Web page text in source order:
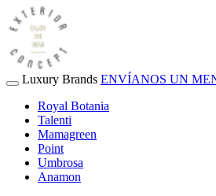
Luxury Brands ENVÍANOS UN
Royal Botania
Talenti
Mamagreen
Point
Umbrosa
Anamon